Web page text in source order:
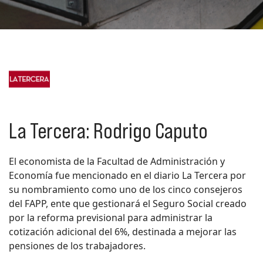
La Tercera: Rodrigo Caputo
El economista de la Facultad de Administración y
Economía fue mencionado en el diario La Tercera por
su nombramiento como uno de los cinco consejeros
del FAPP, ente que gestionará el Seguro Social creado
por la reforma previsional para administrar la
cotización adicional del 6%, destinada a mejorar las
pensiones de los trabajadores.